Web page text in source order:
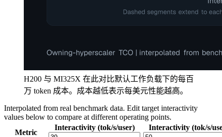
H200 与 MI325X 在此对比默认工作负载下的每百
万 token 成本。成本越低表示每美元性能越高。
Interpolated from real benchmark data. Edit target interactivity
values below to compare at different operating points.
Metric
Interactivity (tok/s/user) Interactivity (tok/s/